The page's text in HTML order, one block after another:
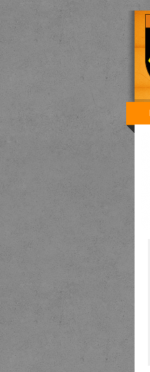
Overslaan en naar de inhoud gaan